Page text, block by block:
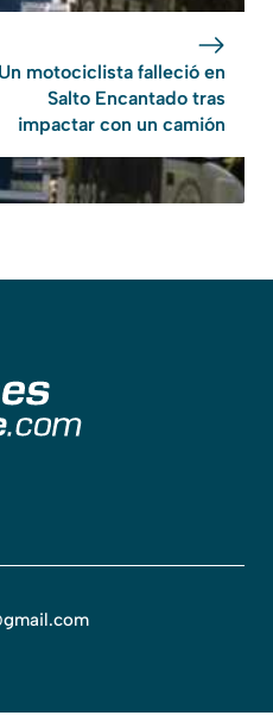
Un motociclista falleció en
Salto Encantado tras
impactar con un camión